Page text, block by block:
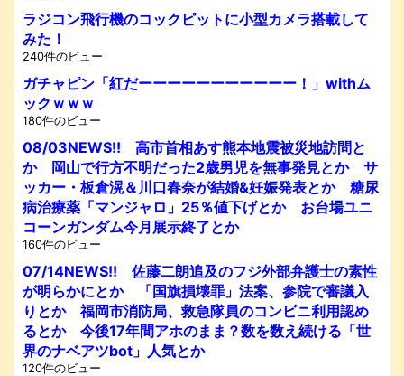
ラジコン飛行機のコックピットに小型カメラ搭載して
みた！
240件のビュー
ガチャピン「紅だーーーーーーーーーーー！」withム
ックｗｗｗ
180件のビュー
08/03NEWS!! 高市首相あす熊本地震被災地訪問と
か 岡山で行方不明だった2歳男児を無事発見とか サ
ッカー・板倉滉＆川口春奈が結婚&妊娠発表とか 糖尿
病治療薬「マンジャロ」25％値下げとか お台場ユニ
コーンガンダム今月展示終了とか
160件のビュー
07/14NEWS!! 佐藤二朗追及のフジ外部弁護士の素性
が明らかにとか 「国旗損壊罪」法案、参院で審議入
りとか 福岡市消防局、救急隊員のコンビニ利用認め
るとか 今後17年間アホのまま？数を数え続ける「世
界のナベアツbot」人気とか
120件のビュー